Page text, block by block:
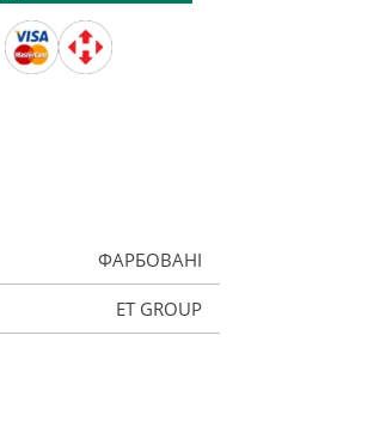
ФАРБОВАНІ
ET GROUP